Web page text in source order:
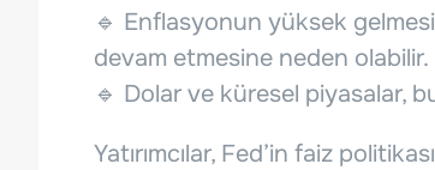
🔹 Enflasyonun yüksek
devam etmesine neden olabilir.
🔹 Dolar ve küresel piyasalar,
Yatırımcılar, Fed’in faiz